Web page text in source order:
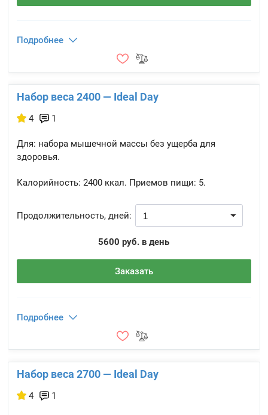
Подробнее
Набор веса 2400 — Ideal Day
4 1
Для: набора мышечной массы без ущерба для
здоровья.
Калорийность: 2400 ккал. Приемов пищи: 5.
Продолжительность, дней:
5600 руб. в день
Заказать
Подробнее
Набор веса 2700 — Ideal Day
4 1